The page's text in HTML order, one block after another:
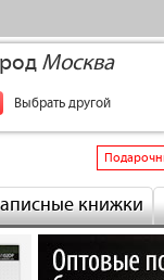
Москва
Выбрать другой
книжки